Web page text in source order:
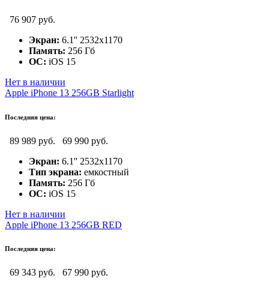
76 907 руб.
Экран: 6.1'' 2532x1170
Память: 256 Гб
ОС: iOS 15
Нет в наличии
Apple iPhone 13 256GB Starlight
Последняя цена:
89 989 руб.
69 990 руб.
Экран: 6.1'' 2532x1170
Тип экрана: емкостный
Память: 256 Гб
ОС: iOS 15
Нет в наличии
Apple iPhone 13 256GB RED
Последняя цена:
69 343 руб.
67 990 руб.